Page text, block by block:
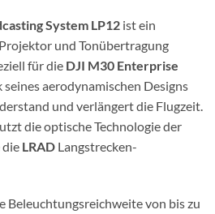
System LP12 ist ein
und Tonübertragung
für die DJI M30 Enterprise
aerodynamischen Designs
und verlängert die Flugzeit.
die optische Technologie der
die LRAD Langstrecken-
Beleuchtungsreichweite von bis zu